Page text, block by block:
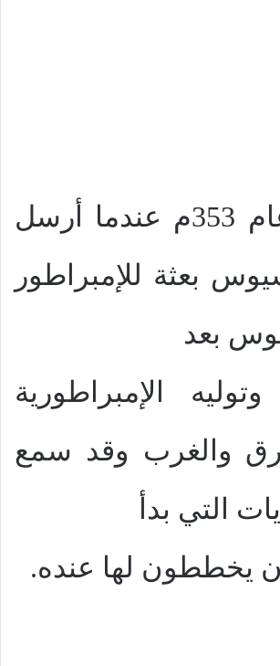
18 مايو عام 353م عندما أرسل
بعثة للإمبراطور
بعد
وتوليه الإمبراطورية
والغرب وقد سمع
التي بدأ
يخططون لها عنده.